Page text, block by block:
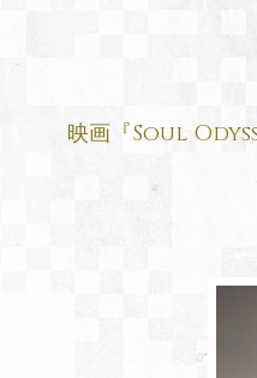
映画『Soul